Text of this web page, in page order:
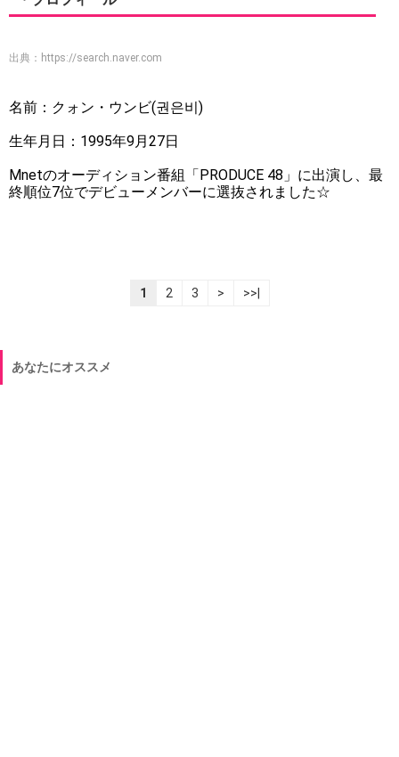
出典： https://search.naver.com
名前：クォン・ウンビ(권은비)
生年月日：1995年9月27日
Mnetのオーディション番組「PRODUCE 48」に出演し、最
終順位7位でデビューメンバーに選抜されました☆
1 2 3 > >>|
あなたにオススメ